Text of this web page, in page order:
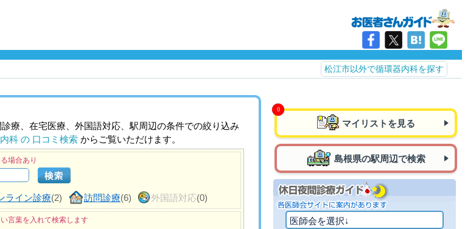
松江市以外で循環器内科を探す
療、在宅医療、外国語対応、駅周辺の条件での絞り込み
科 の 口コミ検索 からご覧いただけます。
場合あり
ライン診療(2) 訪問診療(6) 外国語対応(0)
言葉を入れて検索します
マイリストを見る
島根県の駅周辺で検索